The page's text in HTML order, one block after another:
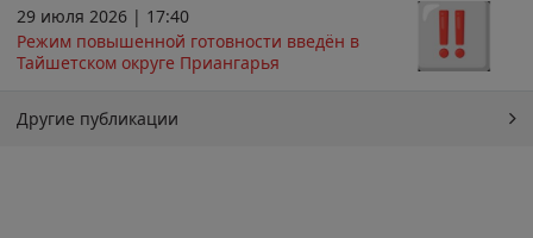
29 июля 2026 | 17:40
Режим повышенной готовности введён в
Тайшетском округе Приангарья
Другие публикации